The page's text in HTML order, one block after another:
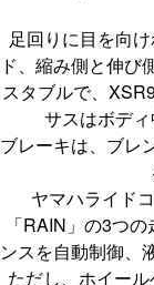
足回りに目を向
ド、縮み側と伸び
スタブルで、
サスはボデ
ブレーキは、ブレ
ヤマハライド
「RAIN」の3つ
ンスを自動制御、
ただし、ホイー